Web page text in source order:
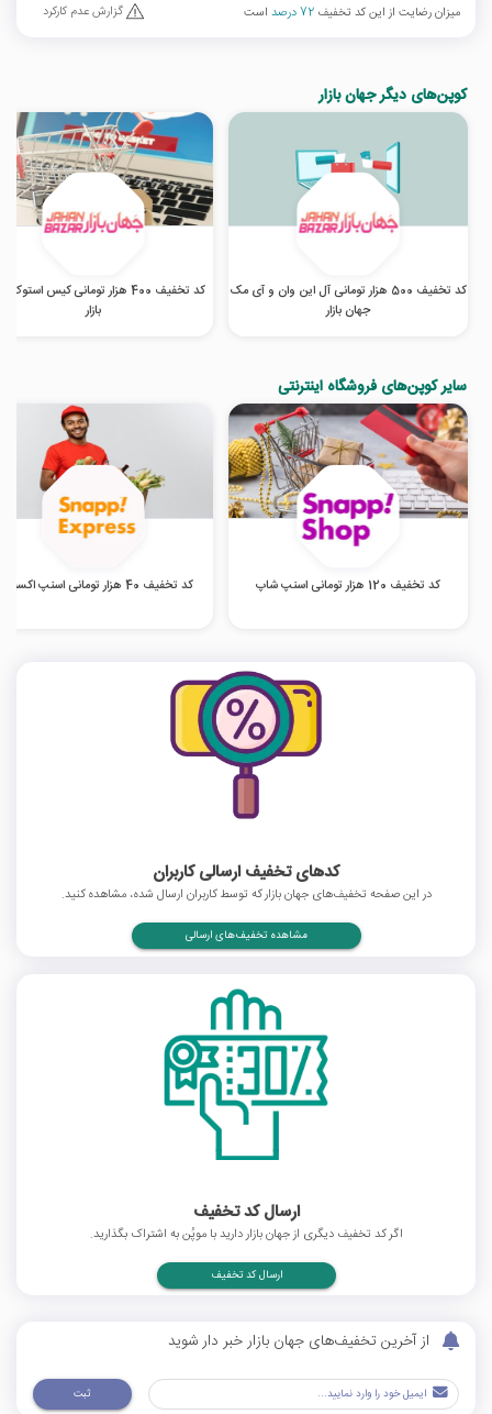
میزان رضایت از این کد تخفیف 72 درصد است گزارش عدم کارکرد
کوپن‌های دیگر جهان بازار
کد تخفیف 500 هزار تومانی آل این وان و آی مک
جهان بازار
کد تخفیف 400 هزار تومانی کیس
بازار
سایر کوپن‌های فروشگاه اینترنتی
کد تخفیف 120 هزار تومانی اسنپ شاپ کد تخفیف 40 هزار تومانی اسنپ اکسپرس
کدهای تخفیف ارسالی کاربران
در این صفحه تخفیف‌های جهان بازار که توسط کاربران ارسال شده، مشاهده کنید.
مشاهده تخفیف‌های ارسالی
ارسال کد تخفیف
اگر کد تخفیف دیگری از جهان بازار دارید با موپُن به اشتراک بگذارید.
ارسال کد تخفیف
از آخرین تخفیف‌های جهان بازار خبر دار شوید
ثبت